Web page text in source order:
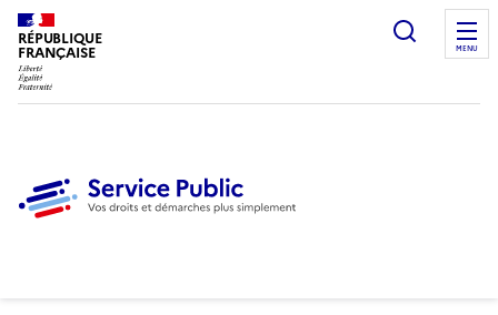
RÉPUBLIQUE
FRANÇAISE
Ouvrir
MENU